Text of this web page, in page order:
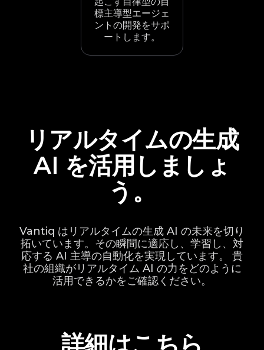
標主導型エージェ
ントの開発をサポ
ートします。
リアルタイムの生成
AI を活用しましょ
う。
Vantiq はリアルタイムの生成 AI の未来を切り
拓いています。その瞬間に適応し、学習し、対
応する AI 主導の自動化を実現しています。 貴
社の組織がリアルタイム AI の力をどのように
活用できるかをご確認ください。